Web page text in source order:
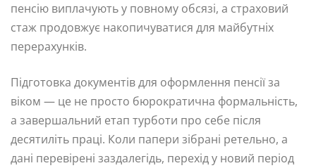
пенсію виплачують у повному обсязі, а страховий
стаж продовжує накопичуватися для майбутніх
перерахунків.
Підготовка документів для оформлення пенсії за
віком — це не просто бюрократична формальність,
а завершальний етап турботи про себе після
десятиліть праці. Коли папери зібрані ретельно, а
дані перевірені заздалегідь, перехід у новий період